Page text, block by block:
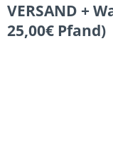
VERSAND +
25,00€ Pfand)